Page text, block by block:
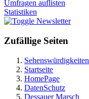
Umfragen auflisten
Statistiken
Newsletter
Zufällige Seiten
Sehenswürdigkeiten
Startseite
HomePage
DatenSchutz
Dessauer Marsch